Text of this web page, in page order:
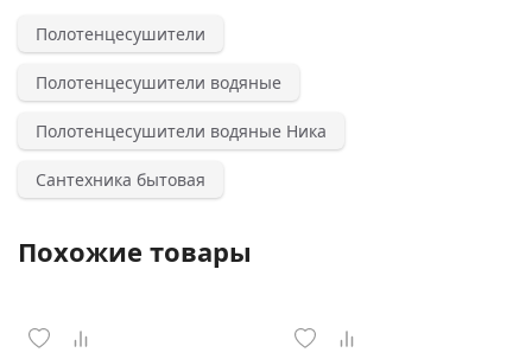
Полотенцесушители
Полотенцесушители водяные
Полотенцесушители водяные Ника
Сантехника бытовая
Похожие товары